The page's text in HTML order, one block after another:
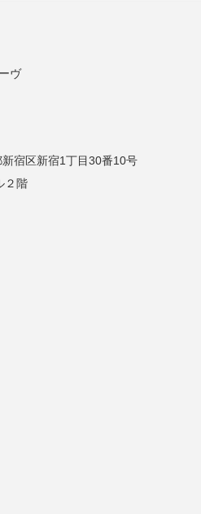
ヴ
宿区新宿1丁目30番10号
２階